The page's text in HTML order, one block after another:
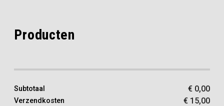
Producten
Subtotaal € 0,00
Verzendkosten € 15,00